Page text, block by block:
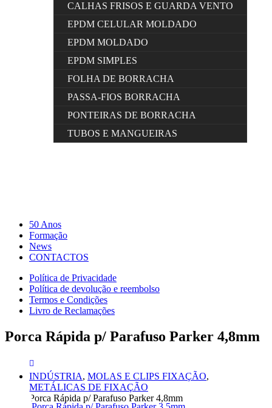
CALHAS FRISOS E GUARDA VENTO
EPDM CELULAR MOLDADO
EPDM MOLDADO
EPDM SIMPLES
FOLHA DE BORRACHA
PASSA-FIOS BORRACHA
PONTEIRAS DE BORRACHA
TUBOS E MANGUEIRAS
50 Anos
Formação
News
CONTACTOS
Política de Privacidade
Política de devolução e reembolso
Termos e Condições
Livro de Reclamações
Porca Rápida p/ Parafuso Parker 4,8mm
INDÚSTRIA, MOLAS E CLIPS FIXAÇÃO,
METÁLICAS DE FIXAÇÃO
Porca Rápida p/ Parafuso Parker 4,8mm